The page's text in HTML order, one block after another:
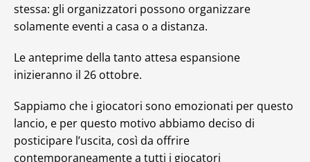
stessa: gli organizzatori possono organizzare
solamente eventi a casa o a distanza.
Le anteprime della tanto attesa espansione
inizieranno il 26 ottobre.
Sappiamo che i giocatori sono emozionati per questo
lancio, e per questo motivo abbiamo deciso di
posticipare l’uscita, così da offrire
contemporaneamente a tutti i giocatori